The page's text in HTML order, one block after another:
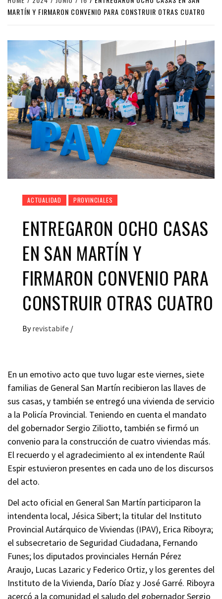
MARTÍN Y FIRMARON CONVENIO PARA CONSTRUIR OTRAS CUATRO
ACTUALIDAD PROVINCIALES
ENTREGARON OCHO CASAS
EN SAN MARTÍN Y
FIRMARON CONVENIO PARA
CONSTRUIR OTRAS CUATRO
By revistabife /
En un emotivo acto que tuvo lugar este viernes, siete
familias de General San Martín recibieron las llaves de
sus casas, y también se entregó una vivienda de servicio
a la Policía Provincial. Teniendo en cuenta el mandato
del gobernador Sergio Ziliotto, también se firmó un
convenio para la construcción de cuatro viviendas más.
El recuerdo y el agradecimiento al ex intendente Raúl
Espir estuvieron presentes en cada uno de los discursos
del acto.
Del acto oficial en General San Martín participaron la
intendenta local, Jésica Sibert; la titular del Instituto
Provincial Autárquico de Viviendas (IPAV), Erica Riboyra;
el subsecretario de Seguridad Ciudadana, Fernando
Funes; los diputados provinciales Hernán Pérez
Araujo, Lucas Lazaric y Federico Ortiz, y los gerentes del
Instituto de la Vivienda, Darío Díaz y José Garré. Riboyra
acercó a la comunidad el saludo del gobernador Sergio